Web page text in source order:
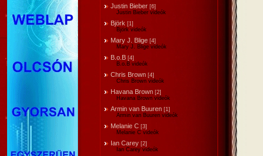
Justin Bieber [6]
Justin Bieber videók
Björk [1]
Björk videók
Mary J. Blige [4]
Mary J. Blige videók
B.o.B [4]
B.o.B videók
Chris Brown [4]
Chris Brown videók
Havana Brown [2]
Havana Brown videók
Armin van Buuren [1]
Armin van Buuren videók
Melanie C [3]
Melanie C videók
Ian Carey [2]
Ian Carey videók